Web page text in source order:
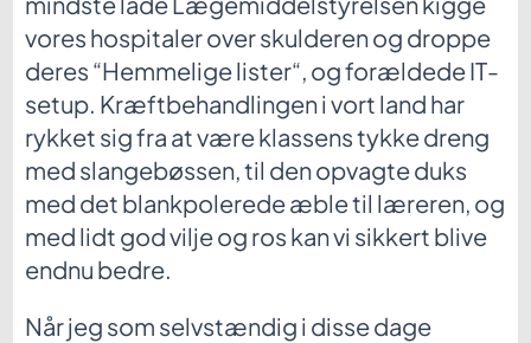
vores hospitaler over skulderen og droppe
deres “Hemmelige lister“, og forældede IT-
setup. Kræftbehandlingen i vort land har
rykket sig fra at være klassens tykke dreng
med slangebøssen, til den opvagte duks
med det blankpolerede æble til læreren, og
med lidt god vilje og ros kan vi sikkert blive
endnu bedre.
Når jeg som selvstændig i disse dage